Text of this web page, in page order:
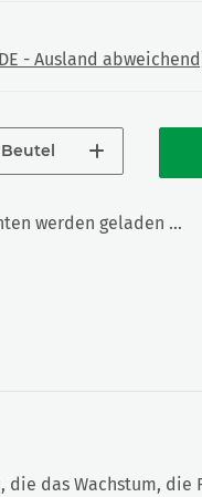
- Ausland
Beutel
werden geladen ...
das Wachstum, die